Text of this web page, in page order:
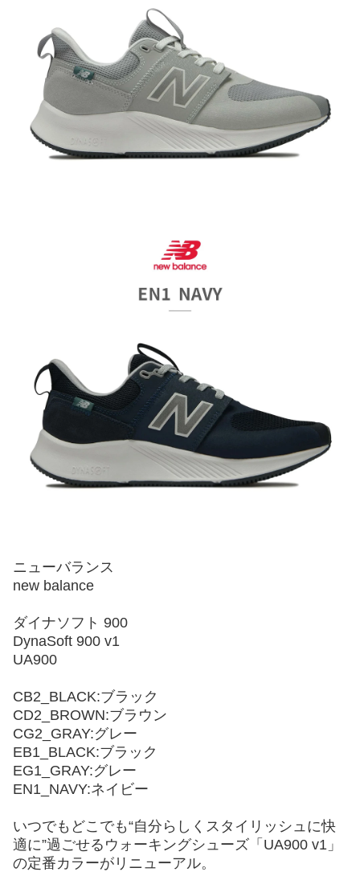
ニューバランス
new balance
ダイナソフト 900
DynaSoft 900 v1
UA900
CB2_BLACK:ブラック
CD2_BROWN:ブラウン
CG2_GRAY:グレー
EB1_BLACK:ブラック
EG1_GRAY:グレー
EN1_NAVY:ネイビー
いつでもどこでも“自分らしくスタイリッシュに快
適に”過ごせるウォーキングシューズ「UA900 v1」
の定番カラーがリニューアル。